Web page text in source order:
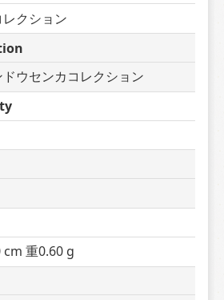
クション
ウセンカコレクション
重0.60 g